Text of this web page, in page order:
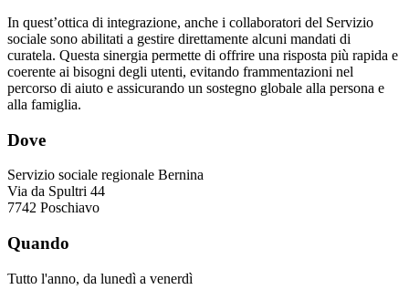
In quest’ottica di integrazione, anche i collaboratori del Servizio
sociale sono abilitati a gestire direttamente alcuni mandati di
curatela. Questa sinergia permette di offrire una risposta più rapida e
coerente ai bisogni degli utenti, evitando frammentazioni nel
percorso di aiuto e assicurando un sostegno globale alla persona e
alla famiglia.
Dove
Servizio sociale regionale Bernina
Via da Spultri 44
7742 Poschiavo
Quando
Tutto l'anno, da lunedì a venerdì